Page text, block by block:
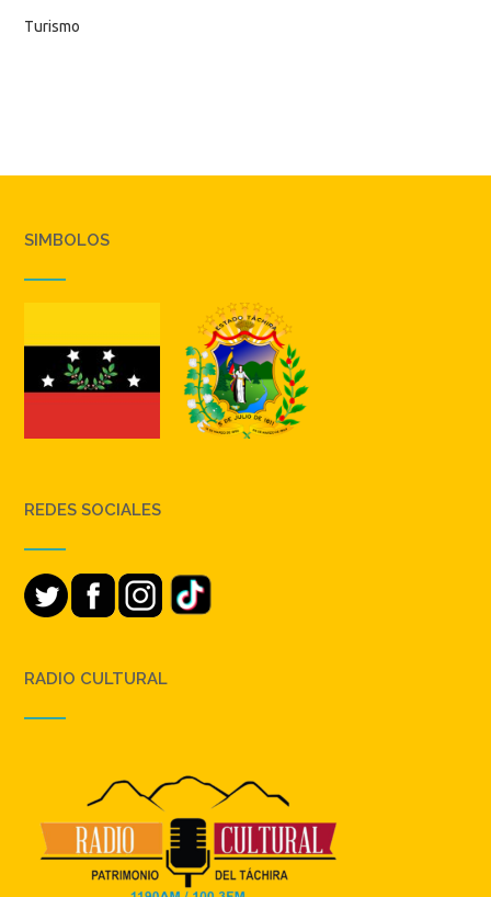
Turismo
SIMBOLOS
REDES SOCIALES
RADIO CULTURAL